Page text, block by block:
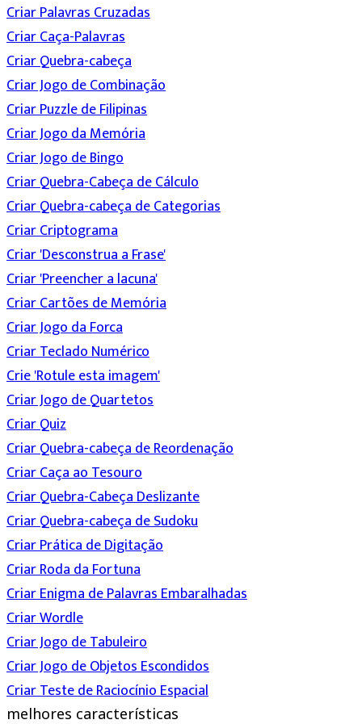
Criar Palavras Cruzadas
Criar Caça-Palavras
Criar Quebra-cabeça
Criar Jogo de Combinação
Criar Puzzle de Filipinas
Criar Jogo da Memória
Criar Jogo de Bingo
Criar Quebra-Cabeça de Cálculo
Criar Quebra-cabeça de Categorias
Criar Criptograma
Criar 'Desconstrua a Frase'
Criar 'Preencher a lacuna'
Criar Cartões de Memória
Criar Jogo da Forca
Criar Teclado Numérico
Crie 'Rotule esta imagem'
Criar Jogo de Quartetos
Criar Quiz
Criar Quebra-cabeça de Reordenação
Criar Caça ao Tesouro
Criar Quebra-Cabeça Deslizante
Criar Quebra-cabeça de Sudoku
Criar Prática de Digitação
Criar Roda da Fortuna
Criar Enigma de Palavras Embaralhadas
Criar Wordle
Criar Jogo de Tabuleiro
Criar Jogo de Objetos Escondidos
Criar Teste de Raciocínio Espacial
melhores características